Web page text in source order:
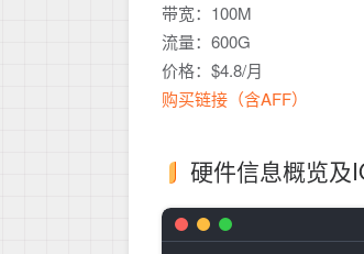
带宽：100M
流量：600G
价格：$4.8/月
购买链接（含AFF）
硬件信息概览及